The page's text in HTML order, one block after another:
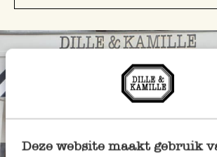
Deze website maakt gebruik